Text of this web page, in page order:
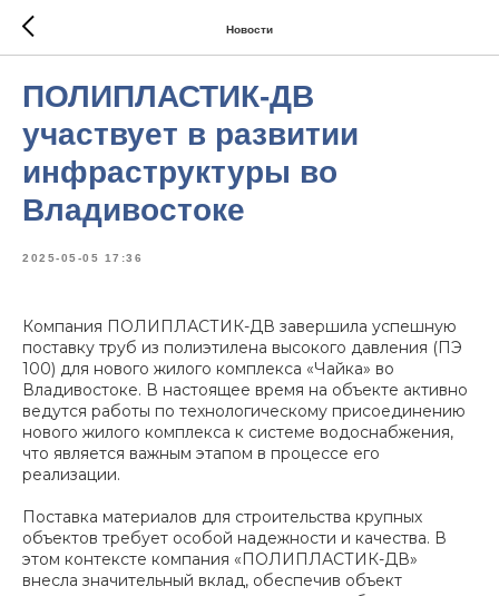
Новости
ПОЛИПЛАСТИК-ДВ
участвует в развитии
инфраструктуры во
Владивостоке
2025-05-05 17:36
Компания ПОЛИПЛАСТИК-ДВ завершила успешную
поставку труб из полиэтилена высокого давления (ПЭ
100) для нового жилого комплекса «Чайка» во
Владивостоке. В настоящее время на объекте активно
ведутся работы по технологическому присоединению
нового жилого комплекса к системе водоснабжения,
что является важным этапом в процессе его
реализации.
Поставка материалов для строительства крупных
объектов требует особой надежности и качества. В
этом контексте компания «ПОЛИПЛАСТИК-ДВ»
внесла значительный вклад, обеспечив объект